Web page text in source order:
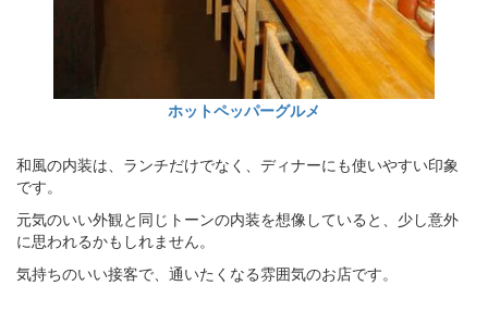
ホットペッパーグルメ
和風の内装は、ランチだけでなく、ディナーにも使いやすい印象
です。
元気のいい外観と同じトーンの内装を想像していると、少し意外
に思われるかもしれません。
気持ちのいい接客で、通いたくなる雰囲気のお店です。